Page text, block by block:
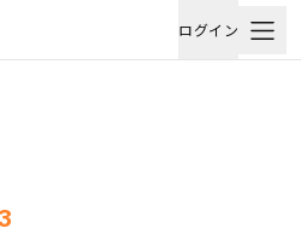
ログイン